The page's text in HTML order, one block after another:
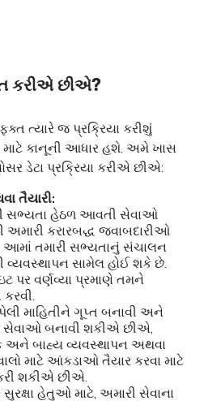
કરીએ છીએ?
ત્યારે જ પ્રક્રિયા કરીશું
માટે કાનૂની આધાર હશે. અમે ખાસ
ડેટા પ્રક્રિયા કરીએ છીએ:
તૈયારી:
સભ્યતા હેઠળ આવતી સેવાઓ
અમારી કરારબદ્ધ જવાબદારીઓ
આમાં તમારી સભ્યતાનું સંચાલન
વ્યવસ્થાપન સામેલ હોઈ શકે છે.
પર વર્ણવ્યા પ્રમાણે તમને
માહિતીને ગૂપ્ત બનાવી અને
સેવાઓ બનાવી શકીએ છીએ,
બાહ્ય વ્યવસ્થાપન અથવા
માટે આંકડાઓ તૈયાર કરવા માટે
શકીએ છીએ.
હેતુઓ માટે, અમારી સેવાના